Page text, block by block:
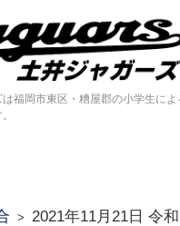
福岡市東区・糟屋郡の小学生に
> 2021年11月21日 令